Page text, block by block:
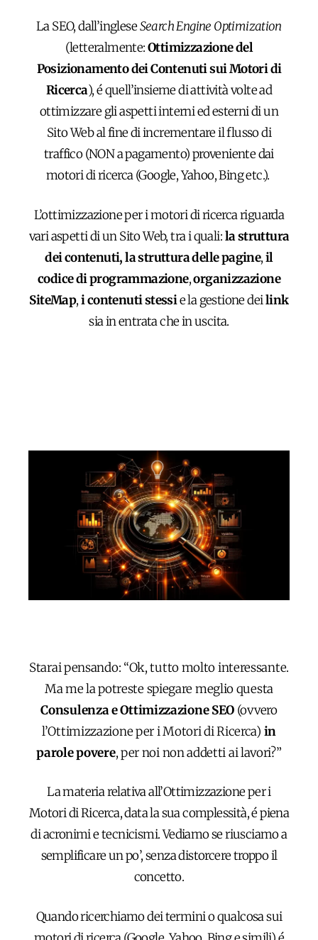
La SEO, dall’ingleseSearch Engine Optimization
(letteralmente:Ottimizzazione del
Posizionamento dei Contenuti sui Motori di
Ricerca), é quell’insieme di attività volte ad
ottimizzare gli aspetti interni ed esterni di un
Sito Web al fine di incrementare il flusso di
traffico (NON a pagamento) proveniente dai
motori di ricerca (Google, Yahoo, Bing etc.).
L’ottimizzazione per i motori di ricerca riguarda
vari aspetti di un Sito Web, tra i quali:la struttura
dei contenuti,la struttura delle pagine,il
codice di programmazione,organizzazione
SiteMap,i contenuti stessie la gestione deilink
sia in entrata che in uscita.
Starai pensando: “Ok, tutto molto interessante.
Ma me la potreste spiegare meglio questa
Consulenza e Ottimizzazione SEO (ovvero
l’Ottimizzazione per i Motori di Ricerca) in
parole povere, per noi non addetti ai lavori?”
La materia relativa all’Ottimizzazione per i
Motori di Ricerca, data la sua complessità, é piena
di acronimi e tecnicismi. Vediamo se riusciamo a
semplificare un po’, senza distorcere troppo il
concetto.
Quando ricerchiamo dei termini o qualcosa sui